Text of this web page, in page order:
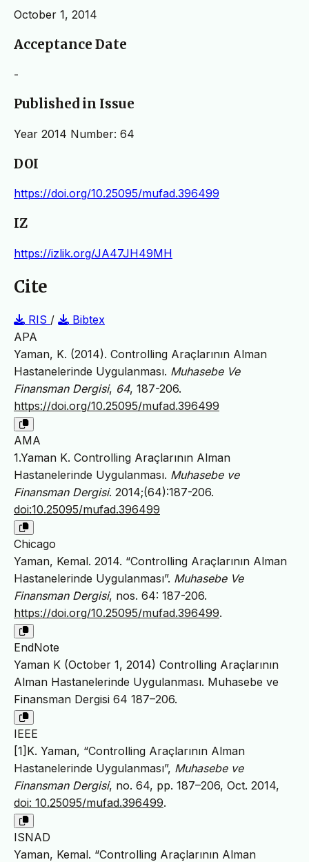
October 1, 2014
Acceptance Date
-
Published in Issue
Year 2014 Number: 64
DOI
https://doi.org/10.25095/mufad.396499
IZ
https://izlik.org/JA47JH49MH
Cite
RIS /
Bibtex
APA
Yaman, K. (2014). Controlling Araçlarının Alman
Hastanelerinde Uygulanması. Muhasebe Ve
Finansman Dergisi, 64, 187-206.
https://doi.org/10.25095/mufad.396499
AMA
1.Yaman K. Controlling Araçlarının Alman
Hastanelerinde Uygulanması. Muhasebe ve
Finansman Dergisi. 2014;(64):187-206.
doi:10.25095/mufad.396499
Chicago
Yaman, Kemal. 2014. “Controlling Araçlarının Alman
Hastanelerinde Uygulanması”. Muhasebe Ve
Finansman Dergisi, nos. 64: 187-206.
https://doi.org/10.25095/mufad.396499.
EndNote
Yaman K (October 1, 2014) Controlling Araçlarının
Alman Hastanelerinde Uygulanması. Muhasebe ve
Finansman Dergisi 64 187–206.
IEEE
[1]K. Yaman, “Controlling Araçlarının Alman
Hastanelerinde Uygulanması”, Muhasebe ve
Finansman Dergisi, no. 64, pp. 187–206, Oct. 2014,
doi: 10.25095/mufad.396499.
ISNAD
Yaman, Kemal. “Controlling Araçlarının Alman